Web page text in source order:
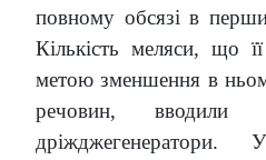
повному обсязі в
Кількість меляси, що
метою зменшення в
речовин,
дріжджегенератори.